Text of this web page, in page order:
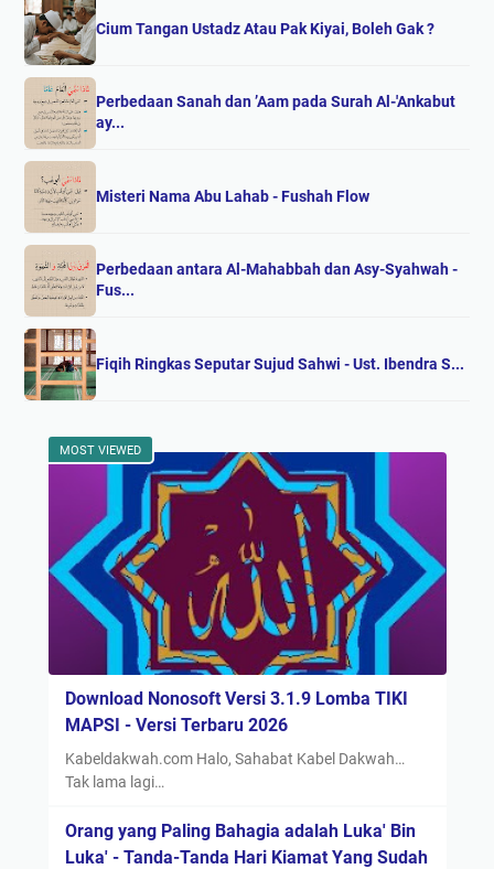
Cium Tangan Ustadz Atau Pak Kiyai, Boleh Gak ?
Perbedaan Sanah dan ’Aam pada Surah Al-'Ankabut
ay...
Misteri Nama Abu Lahab - Fushah Flow
Perbedaan antara Al-Mahabbah dan Asy-Syahwah -
Fus...
Fiqih Ringkas Seputar Sujud Sahwi - Ust. Ibendra S...
MOST VIEWED
Download Nonosoft Versi 3.1.9 Lomba TIKI
MAPSI - Versi Terbaru 2026
Kabeldakwah.com Halo, Sahabat Kabel Dakwah…
Tak lama lagi…
Orang yang Paling Bahagia adalah Luka' Bin
Luka' - Tanda-Tanda Hari Kiamat Yang Sudah